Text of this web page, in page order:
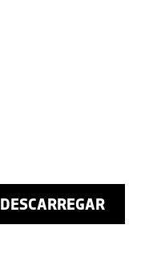
DESCARREGAR